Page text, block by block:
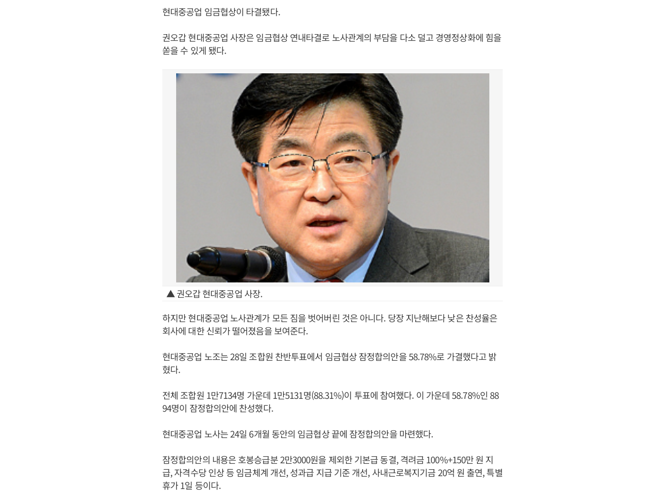
현대중공업 임금협상이 타결됐다.
권오갑 현대중공업 사장은 임금협상 연내타결로 노사관계의 부담을 다소 덜고 경영정상화에 힘을
쏟을 수 있게 됐다.
▲ 권오갑 현대중공업 사장.
하지만 현대중공업 노사관계가 모든 짐을 벗어버린 것은 아니다. 당장 지난해보다 낮은 찬성율은
회사에 대한 신뢰가 떨어졌음을 보여준다.
현대중공업 노조는 28일 조합원 찬반투표에서 임금협상 잠정합의안을 58.78%로 가결했다고 밝
혔다.
전체 조합원 1만7134명 가운데 1만5131명(88.31%)이 투표에 참여했다. 이 가운데 58.78%인 88
94명이 잠정합의안에 찬성했다.
현대중공업 노사는 24일 6개월 동안의 임금협상 끝에 잠정합의안을 마련했다.
잠정합의안의 내용은 호봉승급분 2만3000원을 제외한 기본급 동결, 격려금 100%+150만 원 지
급, 자격수당 인상 등 임금체계 개선, 성과급 지급 기준 개선, 사내근로복지기금 20억 원 출연, 특별
휴가 1일 등이다.